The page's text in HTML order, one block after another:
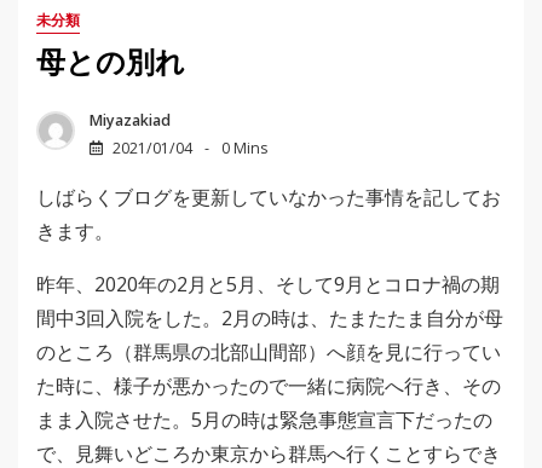
未分類
母との別れ
Miyazakiad
2021/01/04
0 Mins
しばらくブログを更新していなかった事情を記してお
きます。
昨年、2020年の2月と5月、そして9月とコロナ禍の期
間中3回入院をした。2月の時は、たまたたま自分が母
のところ（群馬県の北部山間部）へ顔を見に行ってい
た時に、様子が悪かったので一緒に病院へ行き、その
まま入院させた。5月の時は緊急事態宣言下だったの
で、見舞いどころか東京から群馬へ行くことすらでき